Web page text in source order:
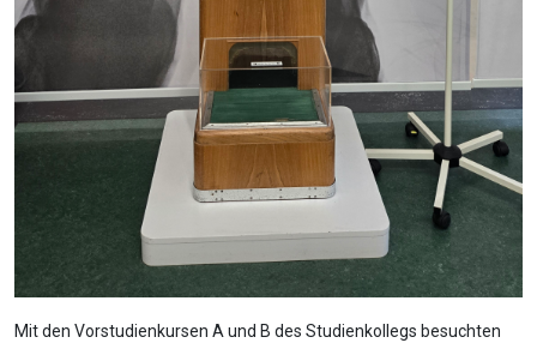
Mit den Vorstudienkursen A und B des Studienkollegs besuchten